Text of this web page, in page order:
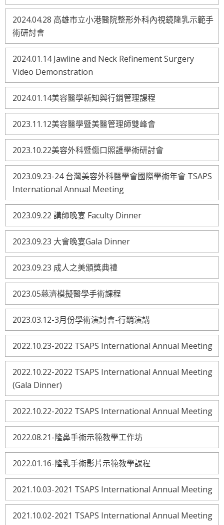
2024.04.28 高雄市立小港醫院整形外科內視鏡隆乳示範手
術研討會
2024.01.14 Jawline and Neck Refinement Surgery
Video Demonstration
2024.01.14美容醫學新知與行銷管理課程
2023.11.12美容醫學暨美醫管理師雙峰會
2023.10.22美容外科暨傷口照護學術研討會
2023.09.23-24 台灣美容外科醫學會國際學術年會 TSAPS
International Annual Meeting
2023.09.22 講師晚宴 Faculty Dinner
2023.09.23 大會晚宴Gala Dinner
2023.09.23 成人之美頒獎典禮
2023.05慈濟模擬醫學手術課程
2023.03.12-3月份學術演討會-行銷演講
2022.10.23-2022 TSAPS International Annual Meeting
2022.10.22-2022 TSAPS International Annual Meeting
(Gala Dinner)
2022.10.22-2022 TSAPS International Annual Meeting
2022.08.21-隆鼻手術示範教學工作坊
2022.01.16-隆乳手術影片示範教學課程
2021.10.03-2021 TSAPS International Annual Meeting
2021.10.02-2021 TSAPS International Annual Meeting